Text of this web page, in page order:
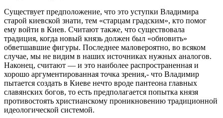
Существует предположение, что это уступки Владимира
старой киевской знати, тем «старцам градским», кто помог
ему войти в Киев. Считают также, что существовала
традиция, когда новый князь должен был «обновить»
обветшавшие фигуры. Последнее маловероятно, во всяком
случае, мы не видим в наших источниках нужных аналогов.
Наконец, считают — и это наиболее распространенная и
хорошо аргументированная точка зрения,- что Владимир
пытается создать в Киеве нечто вроде пантеона главных
славянских богов, то есть предполагается попытка князя
противостоять христианскому проникновению традиционной
идеологической системой.